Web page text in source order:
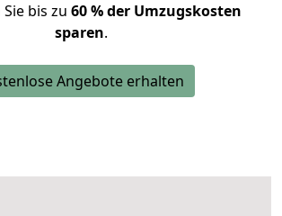
bis zu 60 % der Umzugskosten
sparen.
Angebote erhalten